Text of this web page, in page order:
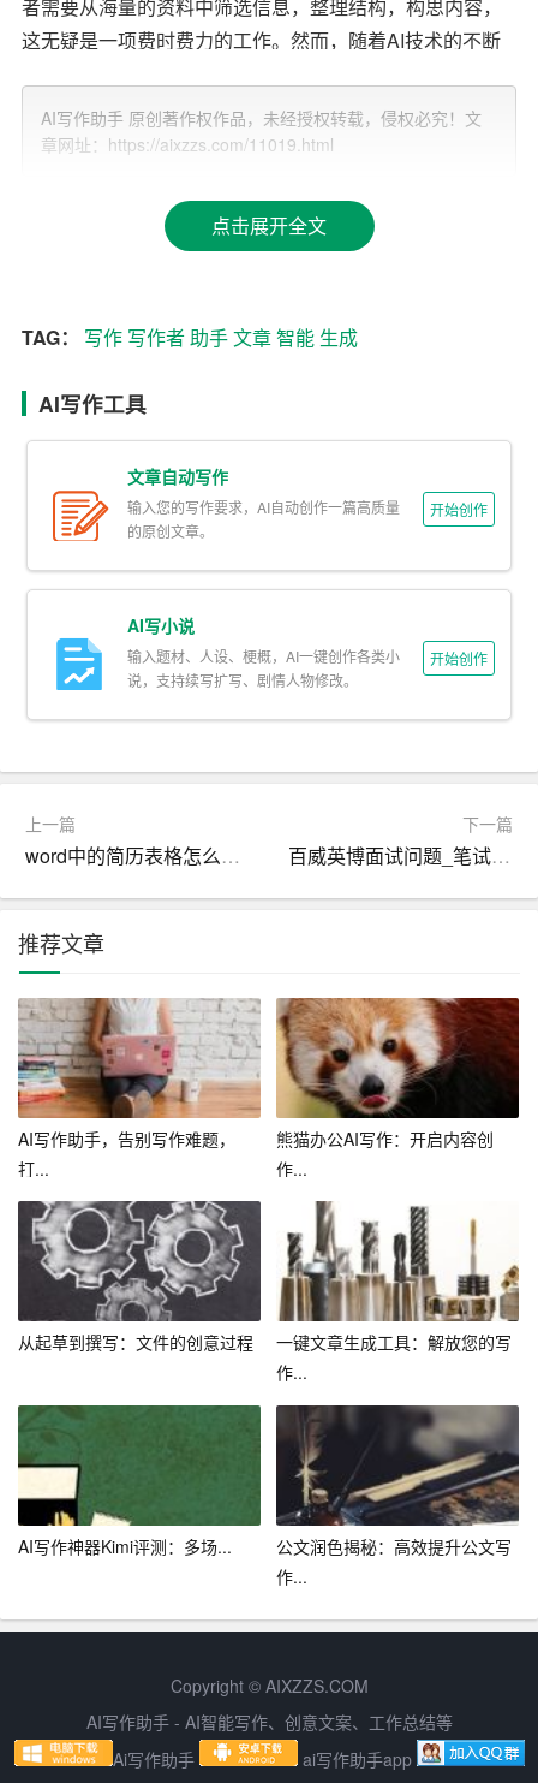
者需要从海量的资料中筛选信息，整理结构，构思内容，
这无疑是一项费时费力的工作。然而，随着AI技术的不断
能够快速地分析数据，生成
文本，大大提高了写作效率。
二、AI智能写作助手的优势
1. 快速生成文本：AI智能写作助手可以在短时间内生成大
量的文本，无论是新闻报道、商业报告还是学术论文，它
2. 减少重复劳动：在撰写长篇总结时，往往需要重复使用
这些信息，减少重复劳动。
不同的写作思路和灵感，帮助写作者突破思维局限。
4. 提高写作质量：AI助手能够检查语法错误、拼写错误以
及标点符号的使用，提高文章的整体质量。
5. 个性化定制：AI助手可以根据写作者的需求，定制个性
化的写作风格和内容，满足不同场景的写作需求。
三、如何利用AI智能写作助手轻松应对长篇总结
1. 明确写作目标：在开始写作之前，首先要明确长篇总结
成更符合要求的文本。
富的素材。
3. 构建框架：根据写作目标，构建文章的框架。AI助手可
以帮助写作者生成大纲，梳理文章的结构，使写作过程更
加有序。
4. 撰写初稿：利用AI助手生成初稿。在AI助手提供的基础
上，写作者可以进行修改和完善，使文章更加符合自己的
风格和需求。
5. 审阅和修改：在完成初稿后，利用AI助手进行审阅和修
改。AI助手可以检查语法、拼写、标点等错误，并提供修
改建议，提高文章的整体质量。
6. 反复打磨：在AI助手的帮助下，反复打磨文章，直至达
到满意的效果。这包括调整语句顺序、优化段落结构、增
加或删除内容等。
四、AI智能写作助手的局限性
尽管AI智能写作助手在长篇总结写作中具有诸多优势，但
它也存在一定的局限性。例如，AI助手生成的文本可能缺
立思考和创新能力。
五、结语
AI写作助手 原创著作权作品，未经授权转载，侵权必究！文
章网址：https://aixzzs.com/11019.html
点击展开全文
TAG： 写作 写作者助手文章智能 生成
AI写作工具
文章自动写作
输入您的写作要求，AI自动创作一篇高质量
的原创文章。
开始创作
AI写小说
输入题材、人设、梗概，AI一键创作各类小
说，支持续写扩写、剧情人物修改。
开始创作
上一篇
word中的简历表格怎么调整行距
下一篇
百威英博面试问题_笔试题目
推荐文章
AI写作助手，告别写作难题，
打...
熊猫办公AI写作：开启内容创
作...
从起草到撰写：文件的创意过程
一键文章生成工具：解放您的写
作...
AI写作神器Kimi评测：多场...
公文润色揭秘：高效提升公文写
作...
Copyright © AIXZZS.COM
AI写作助手 - AI智能写作、创意文案、工作总结等
Ai写作助手
ai写作助手app